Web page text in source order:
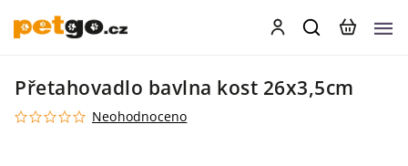
Přetahovadlo bavlna kost 26x3,5cm
Neohodnoceno